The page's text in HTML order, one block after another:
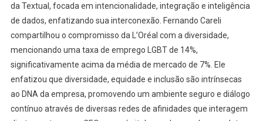
da Textual, focada em intencionalidade, integração e inteligência
de dados, enfatizando sua interconexão. Fernando Careli
compartilhou o compromisso da L’Oréal com a diversidade,
mencionando uma taxa de emprego LGBT de 14%,
significativamente acima da média de mercado de 7%. Ele
enfatizou que diversidade, equidade e inclusão são intrínsecas
ao DNA da empresa, promovendo um ambiente seguro e diálogo
contínuo através de diversas redes de afinidades que interagem